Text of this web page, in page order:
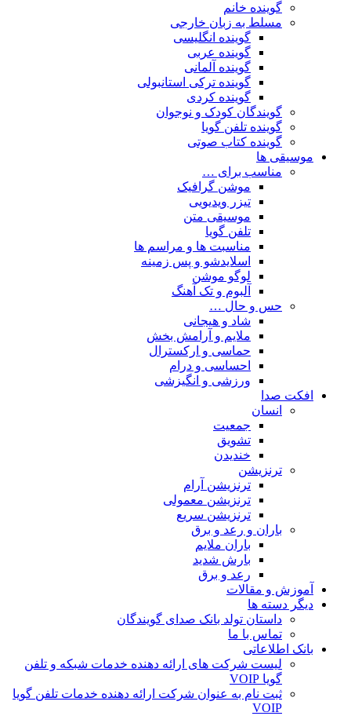
گوینده خانم
مسلط به زبان خارجی
گوینده انگلیسی
گوینده عربی
گوینده آلمانی
گوینده ترکی استانبولی
گوینده کردی
گویندگان کودک و نوجوان
گوینده تلفن گویا
گوینده کتاب صوتی
موسیقی ها
مناسب برای …
موشن گرافیک
تیزر ویدیویی
موسیقی متن
تلفن گویا
مناسبت ها و مراسم ها
اسلایدشو و پس زمینه
لوگو موشن
آلبوم و تک آهنگ
حس و حال …
شاد و هیجانی
ملایم و آرامش بخش
حماسی و ارکسترال
احساسی و درام
ورزشی و انگیزشی
افکت صدا
انسان
جمعیت
تشویق
خندیدن
ترنزیشن
ترنزیشن آرام
ترنزیشن معمولی
ترنزیشن سریع
باران و رعد و برق
باران ملایم
بارش شدید
رعد و برق
آموزش و مقالات
دیگر دسته ها
داستان تولد بانک صدای گویندگان
تماس با ما
بانک اطلاعاتی
لیست شرکت های ارائه دهنده خدمات شبکه و تلفن
گویا VOIP
ثبت نام به عنوان شرکت ارائه دهنده خدمات تلفن گویا
VOIP